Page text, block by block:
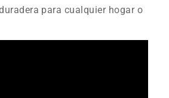
para cualquier hogar o